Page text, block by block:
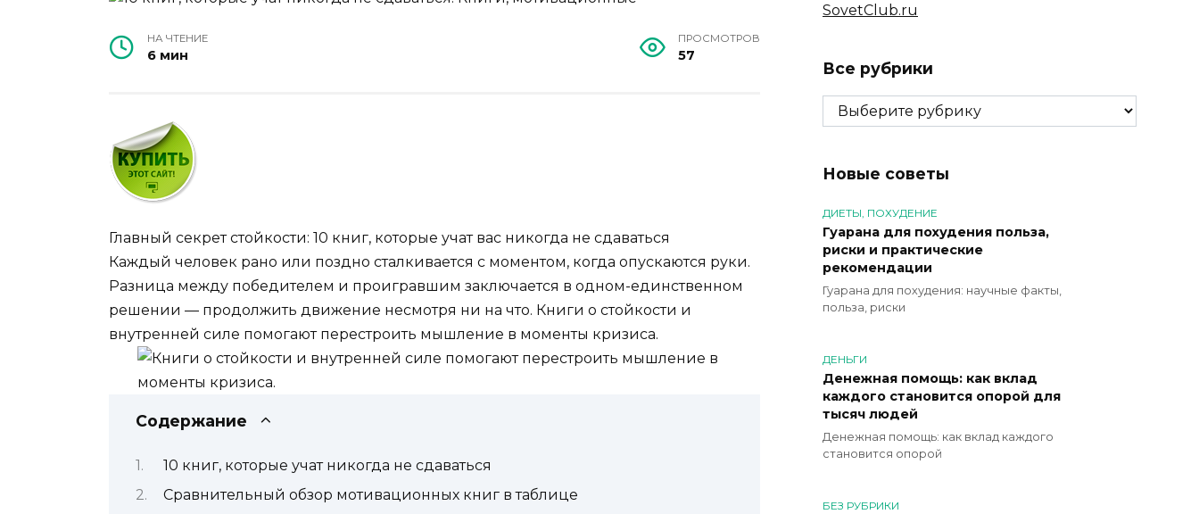
НА ЧТЕНИЕ
6 мин
ПРОСМОТРОВ
57
Главный секрет стойкости: 10 книг, которые учат вас никогда не сдаваться
Каждый человек рано или поздно сталкивается с моментом, когда опускаются руки.
Разница между победителем и проигравшим заключается в одном-единственном
решении — продолжить движение несмотря ни на что. Книги о стойкости и
внутренней силе помогают перестроить мышление в моменты кризиса.
Содержание
10 книг, которые учат никогда не сдаваться
Сравнительный обзор мотивационных книг в таблице
SovetClub.ru
Все рубрики
Все
рубрики
Новые советы
ДИЕТЫ, ПОХУДЕНИЕ
Гуарана для похудения польза,
риски и практические
рекомендации
Гуарана для похудения: научные факты,
польза, риски
ДЕНЬГИ
Денежная помощь: как вклад
каждого становится опорой для
тысяч людей
Денежная помощь: как вклад каждого
становится опорой
БЕЗ РУБРИКИ